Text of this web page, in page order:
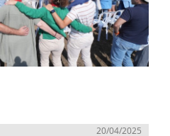
20/04/2025